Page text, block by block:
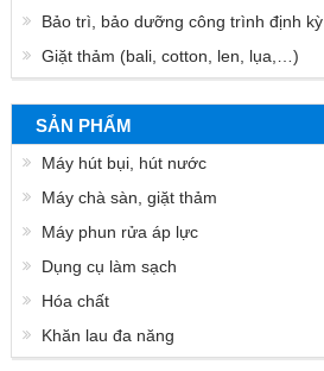
Bảo trì, bảo dưỡng công trình định kỳ
Giặt thảm (bali, cotton, len, lụa,…)
SẢN PHẨM
Máy hút bụi, hút nước
Máy chà sàn, giặt thảm
Máy phun rửa áp lực
Dụng cụ làm sạch
Hóa chất
Khăn lau đa năng